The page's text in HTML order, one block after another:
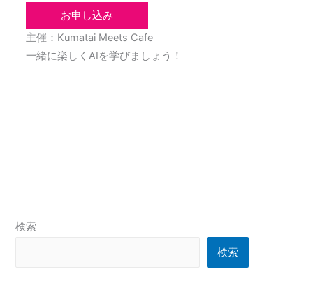
お申し込み
主催：Kumatai Meets Cafe
一緒に楽しくAIを学びましょう！
検索
検索